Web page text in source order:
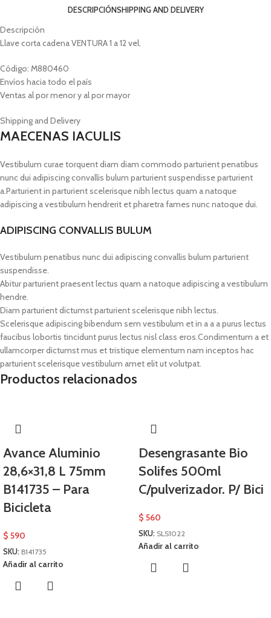
DESCRIPCIÓNSHIPPING AND DELIVERY
Descripción
Llave corta cadena VENTURA 1 a 12 vel.
Código: M880460
Envíos hacia todo el país
Ventas al por menor y al por mayor
Shipping and Delivery
MAECENAS IACULIS
Vestibulum curae torquent diam diam commodo parturient penatibus
nunc dui adipiscing convallis bulum parturient suspendisse parturient
a.Parturient in parturient scelerisque nibh lectus quam a natoque
adipiscing a vestibulum hendrerit et pharetra fames nunc natoque dui.
ADIPISCING CONVALLIS BULUM
Vestibulum penatibus nunc dui adipiscing convallis bulum parturient
suspendisse.
Abitur parturient praesent lectus quam a natoque adipiscing a vestibulum
hendre.
Diam parturient dictumst parturient scelerisque nibh lectus.
Scelerisque adipiscing bibendum sem vestibulum et in a a a purus lectus
faucibus lobortis tincidunt purus lectus nisl class eros.Condimentum a et
ullamcorper dictumst mus et tristique elementum nam inceptos hac
parturient scelerisque vestibulum amet elit ut volutpat.
Productos relacionados
Avance Aluminio
28,6×31,8 L 75mm
B141735 – Para
Bicicleta
$ 590
SKU: B141735
Añadir al carrito
Desengrasante Bio
Solifes 500ml
C/pulverizador. P/ Bici
$ 560
SKU: SLS1022
Añadir al carrito